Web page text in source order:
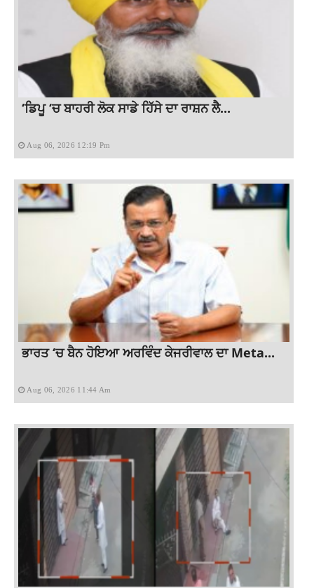
‘ਡਿਪੂ ‘ਚ ਬਾਹਰੀ ਲੋਕ ਸਾਡੇ ਹਿੱਸੇ ਦਾ ਰਾਸ਼ਨ ਲੈ...
Aug 06, 2026 12:19 Pm
ਭਾਰਤ ‘ਚ ਬੈਨ ਹੋਇਆ ਅਰਵਿੰਦ ਕੇਜਰੀਵਾਲ ਦਾ Meta...
Aug 06, 2026 11:44 Am